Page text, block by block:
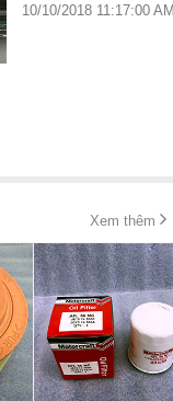
10/10/2018 11:17:00
Xem thêm